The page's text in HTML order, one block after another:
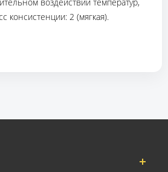
консистенции: 2 (мягкая).